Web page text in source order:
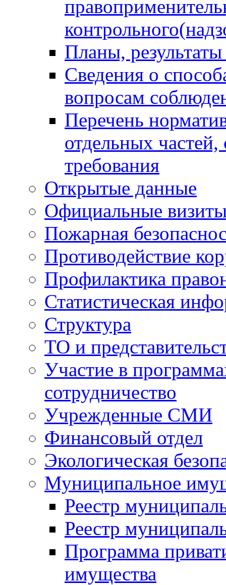
Планы,
Сведения о
вопросам
Перечень
отдельных
требования
Открытые данные
Официальные
Пожарная
Противодействие
Профилактика
Статистическая
Структура
ТО и
Участие в
сотрудничество
Учрежденные СМИ
Финансовый отдел
Экологическая
Муниципальное
Реестр
Реестр
Программа
имущества